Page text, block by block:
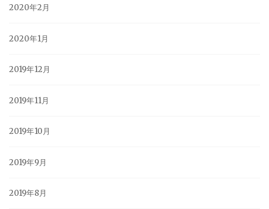
2020年2月
2020年1月
2019年12月
2019年11月
2019年10月
2019年9月
2019年8月